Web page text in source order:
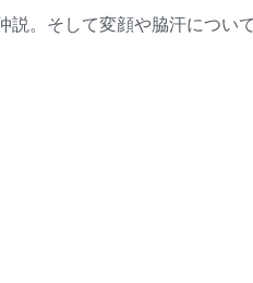
。そして変顔や脇汗につい